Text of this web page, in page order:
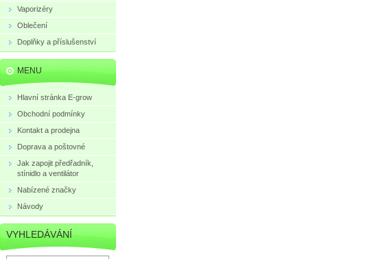
Vaporizéry
Oblečení
Doplňky a příslušenství
MENU
Hlavní stránka E-grow
Obchodní podmínky
Kontakt a prodejna
Doprava a poštovné
Jak zapojit předřadník,
stínidlo a ventilátor
Nabízené značky
Návody
VYHLEDÁVÁNÍ